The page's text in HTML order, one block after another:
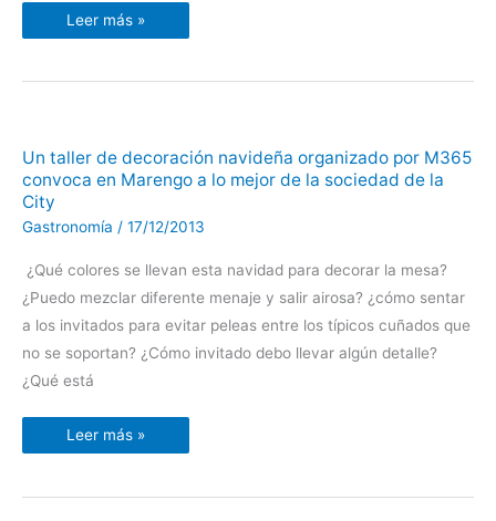
City
Leer más »
Un taller de decoración navideña organizado por M365
convoca en Marengo a lo mejor de la sociedad de la
City
Gastronomía / 17/12/2013
¿Qué colores se llevan esta navidad para decorar la mesa?
¿Puedo mezclar diferente menaje y salir airosa? ¿cómo sentar
a los invitados para evitar peleas entre los típicos cuñados que
no se soportan? ¿Cómo invitado debo llevar algún detalle?
¿Qué está
Un
taller
de
organizado
convoca
Marengo
lo
de
sociedad
City
Leer más »